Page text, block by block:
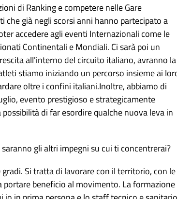
di Ranking e competere nelle Gare
già negli scorsi anni hanno partecipato a
accedere agli eventi Internazionali come le
Continentali e Mondiali. Ci sarà poi un
all'interno del circuito italiano, avranno la
stiamo iniziando un percorso insieme ai
oltre i confini italiani.Inoltre, abbiamo di
evento prestigioso e strategicamente
di far esordire qualche nuova leva in
gli altri impegni su cui ti concentrerai?
Si tratta di lavorare con il territorio, con le
beneficio al movimento. La formazione